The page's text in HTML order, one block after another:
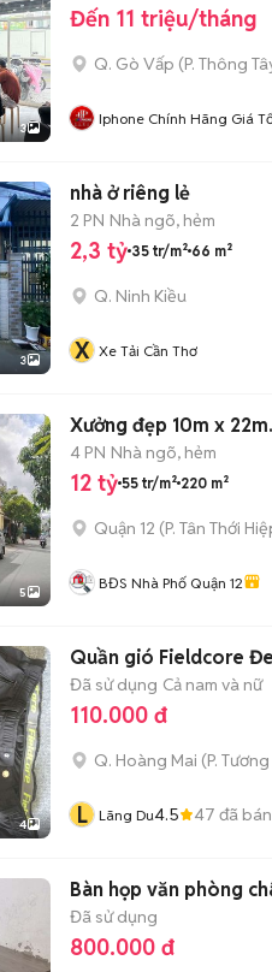
3
Đến 11 triệu/tháng
Q. Gò Vấp (P. Thông
Iphone Chính Hãng Giá
3
nhà ở riêng lẻ
2 PN Nhà ngõ, hẻm
2,3 tỷ 35 tr/m² 66 m²
Q. Ninh Kiều
X Xe Tải Cần Thơ
5
Xưởng đẹp 10m x
4 PN Nhà ngõ, hẻm
12 tỷ 55 tr/m² 220 m²
Quận 12 (P. Tân Thới
BĐS Nhà Phố Quận 12
4
Quần gió Fieldcore
Đã sử dụng Cả nam và nữ
110.000 đ
Q. Hoàng Mai (P.
L Lãng Du4.5 47 đã bán
Bàn họp văn phòng
Đã sử dụng
800.000 đ